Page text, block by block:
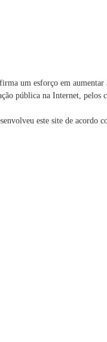
um esforço em
pública na Internet, pelos
este site de acordo